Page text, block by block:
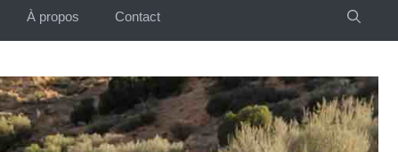
À propos Contact